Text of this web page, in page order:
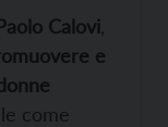
Calovi
e
come